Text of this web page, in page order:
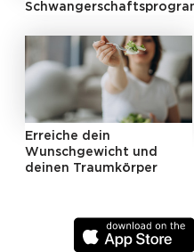
Erreiche dein
Wunschgewicht und
deinen Traumkörper